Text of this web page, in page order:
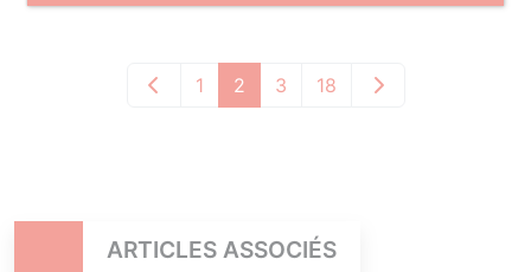
1 2 3 18
ARTICLES ASSOCIÉS